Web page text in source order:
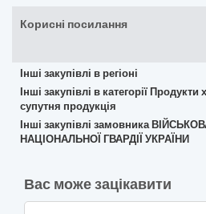
Корисні посилання
Інші закупівлі в регіоні
Інші закупівлі в категорії
супутня продукція
Інші закупівлі замовника
НАЦІОНАЛЬНОЇ ГВАРДІЇ УКРАЇНИ
Вас може зацікавити